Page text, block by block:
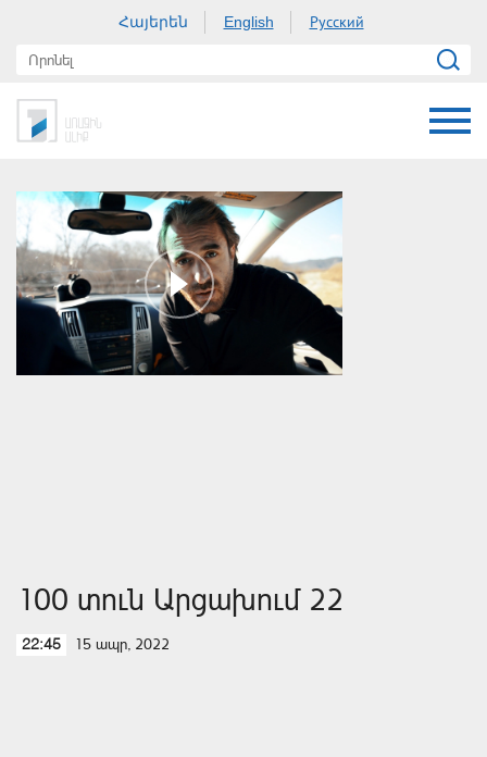
Հայերեն English Русский
100 տուն Արցախում 22
22:45 15 ապր, 2022